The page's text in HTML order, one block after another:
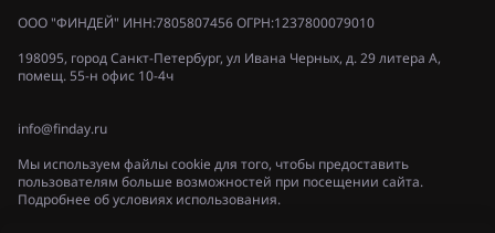
ООО "ФИНДЕЙ" ИНН:7805807456 ОГРН:1237800079010
198095, город Санкт-Петербург, ул Ивана Черных, д. 29 литера А,
помещ. 55-н офис 10-4ч
info@finday.ru
Мы используем файлы cookie для того, чтобы предоставить
пользователям больше возможностей при посещении сайта.
Подробнее об условиях использования.